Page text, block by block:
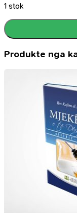
1 stok
Produkte nga